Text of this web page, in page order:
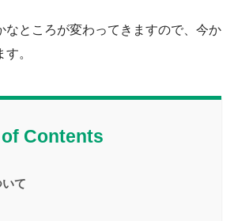
なところが変わってきますので、今か
。
Contents
て